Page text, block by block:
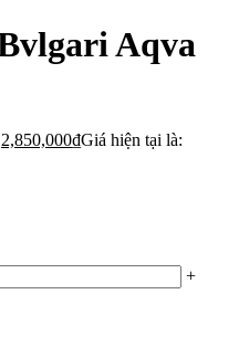
Aqva
2,850,000₫Giá hiện tại là:
+